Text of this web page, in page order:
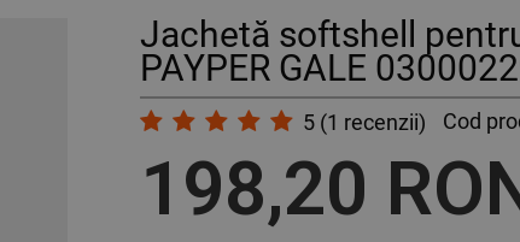
Jachetă softshell
PAYPER GALE
5 (1 recenzii) Cod
198,20